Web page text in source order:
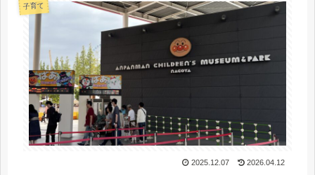
子育て
2025.12.07 2026.04.12